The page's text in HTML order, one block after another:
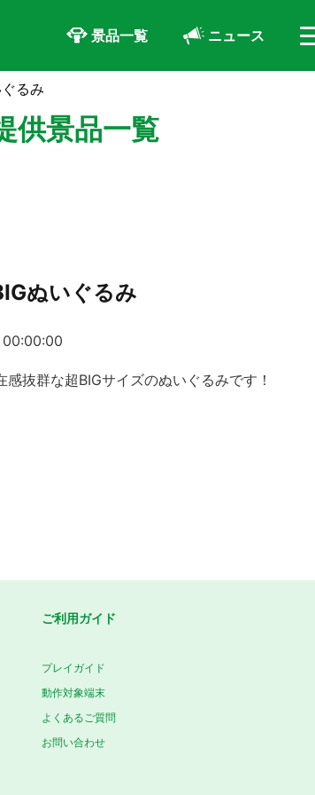
景品一覧 ニュース
るみ
供景品一覧
ぬいぐるみ
抜群な超BIGサイズのぬいぐるみです！
ご利用ガイド
プレイガイド
動作対象端末
よくあるご質問
お問い合わせ